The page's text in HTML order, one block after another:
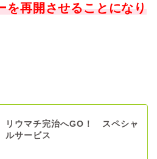
を再開させることになり
リウマチ完治へGO！ スペシャ
ルサービス